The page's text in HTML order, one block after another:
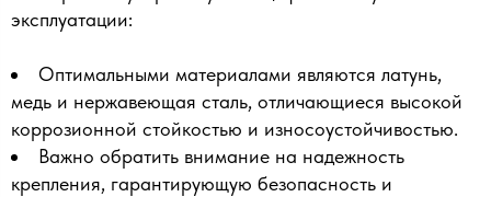
эксплуатации:
Оптимальными материалами являются латунь,
медь и нержавеющая сталь, отличающиеся высокой
коррозионной стойкостью и износоустойчивостью.
Важно обратить внимание на надежность
крепления, гарантирующую безопасность и